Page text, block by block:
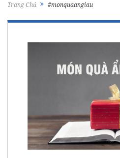
Trang Chủ #monquaangiau